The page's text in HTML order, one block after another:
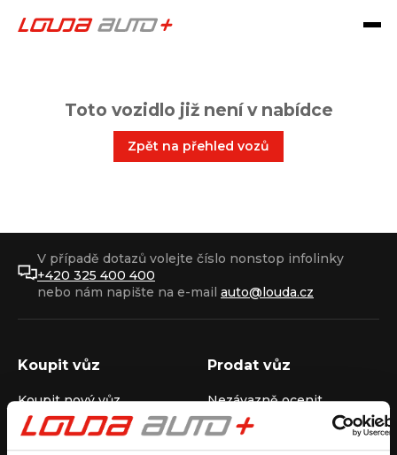
Toto vozidlo již není v nabídce
Zpět na přehled vozů
V případě dotazů volejte číslo nonstop infolinky
+420 325 400 400
nebo nám napište na e-mail auto@louda.cz
Koupit vůz
Koupit nový vůz
Koupit ojetý vůz
Koupit užitkový vůz
Prodat vůz
Nezávazně ocenit
Průběh výkupu vozu